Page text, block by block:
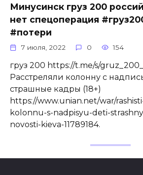
Минусинск груз 200
нет спецоперация
#потери
7 июля, 2022 0 154
груз 200 https://t.me/s/
Расстреляли колонну с
страшные кадры (18+)
https://www.unian.net/war/
kolonnu-s-nadpisyu-deti-
novosti-kieva-11789184.